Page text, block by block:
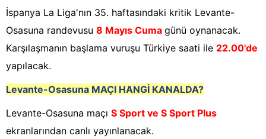
İspanya La Liga'nın 35. haftasındaki kritik Levante-
Osasuna randevusu 8 Mayıs Cuma günü oynanacak.
Karşılaşmanın başlama vuruşu Türkiye saati ile 22.00'de
yapılacak.
Levante-Osasuna MAÇI HANGİ KANALDA?
Levante-Osasuna maçı S Sport ve S Sport Plus
ekranlarından canlı yayınlanacak.